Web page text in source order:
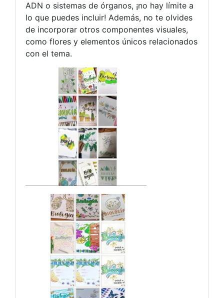
ADN o sistemas de órganos, ¡no hay límite a
lo que puedes incluir! Además, no te olvides
de incorporar otros componentes visuales,
como flores y elementos únicos relacionados
con el tema.